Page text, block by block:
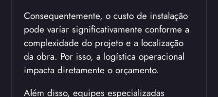
Consequentemente, o custo de instalação
pode variar significativamente conforme a
complexidade do projeto e a localização
da obra. Por isso, a logística operacional
impacta diretamente o orçamento.
Além disso, equipes especializadas